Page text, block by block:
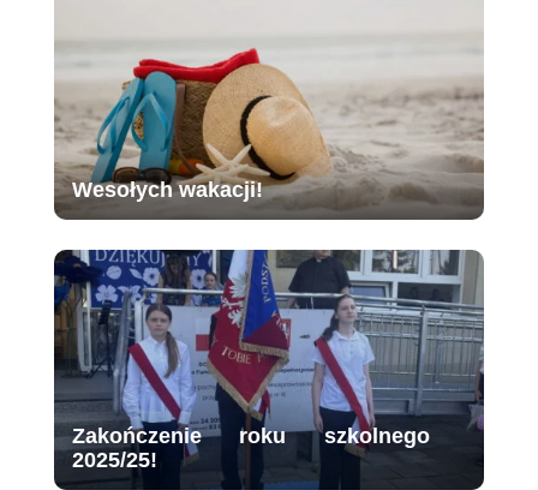
Wesołych wakacji!
Zakończenie roku szkolnego
2025/25!